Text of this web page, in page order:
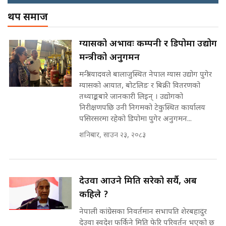
राष्ट्रिय सवालमा ९ दल एकजुट ||
Prachanda, Rabi, Gagan Stand
on the Same Page ||
SIDHAKURA ||
सहकारी पीडितसँग मन्त्री प्रतिभा रावलले
भनिन्–साथ दिनुहोस्, दबाब होइन ||
Sidhakura || Pratibha Rawal
Waterfall of Rasuwa ||
SIDHAKURA ||
SIDHAKURA
पोप्पोको पासोः कमाउने लोभमा घरबार नै
उठिबास | The Dark Side of
'Poppo Live'-SIDHAKURA
INVESTIGATION
घुसको डिल || Raj Kumar Gupta ||
घुसको डिल गर्ने मन्त्रीकाे राजिनामा,
SIDHAKURA ||
थप समाज
ग्यासको अभावः कम्पनी र डिपोमा उद्योग
मन्त्रीको अनुगमन
मन्त्री यादवले बालाजुस्थित नेपाल ग्यास उद्योग पुगेर
ग्यासको आयात, बोटलिङ र बिक्री वितरणको
तथ्याङ्कबारे जानकारी लिइन् । उद्योगको
निरीक्षणपछि उनी निगमको टेकुस्थित कार्यालय
पसिरसरमा रहेको डिपोमा पुगेर अनुगमन...
शनिबार, साउन २३, २०८३
देउवा आउने मिति सरेको सर्यै, अब
कहिले ?
नेपाली कांग्रेसका निवर्तमान सभापति शेरबहादुर
देउवा स्वदेश फर्किने मिति फेरि परिवर्तन भएको छ